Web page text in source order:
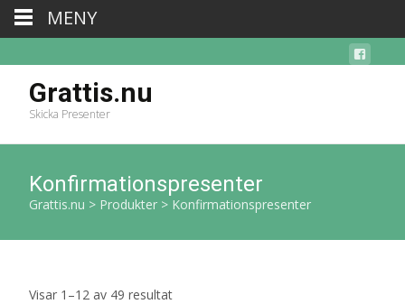
Grattis.nu
Skicka Presenter
Konfirmationspresenter
Grattis.nu > Produkter > Konfirmationspresenter
Visar 1–12 av 49 resultatSortera
MENY